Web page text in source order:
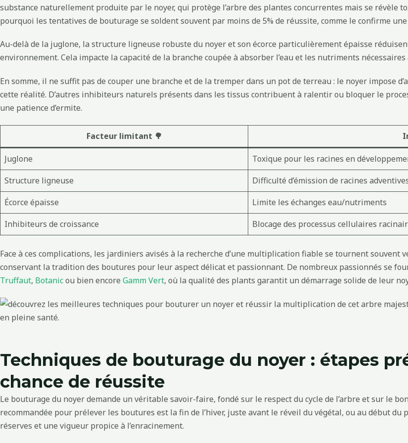
substance naturellement produite par le noyer, qui protège l’arbre des plantes concurrentes mais se révèle
pourquoi les tentatives de bouturage se soldent souvent par moins de 5% de réussite, comme le confirme une
Au-delà de la juglone, la structure ligneuse robuste du noyer et son écorce particulièrement épaisse
environnement. Cela impacte la capacité de la branche coupée à absorber l’eau et les nutriments
En somme, il ne suffit pas de couper une branche et de la tremper dans un pot de terreau : le noyer impose
cette réalité. D’autres inhibiteurs naturels présents dans les tissus contribuent à ralentir ou bloquer le
une patience d’ermite.
Facteur limitant 🌳
Juglone
Toxique pour les racines en
Structure ligneuse
Difficulté d’émission de racines
Écorce épaisse
Limite les échanges eau/nutriments
Inhibiteurs de croissance
Blocage des processus cellulaires
Face à ces complications, les jardiniers avisés à la recherche d’une multiplication fiable se tournent souvent
conservant la tradition des boutures pour leur aspect délicat et passionnant. De nombreux passionnés se
Truffaut, Botanicou bien encore Gamm Vert, où la qualité des plants garantit un démarrage solide de leur
Techniques de bouturage du noyer : étapes
chance de réussite
Le bouturage du noyer demande un véritable savoir-faire, fondé sur le respect du cycle de l’arbre et sur le
recommandée pour prélever les boutures est la fin de l’hiver, juste avant le réveil du végétal, ou au début
réserves et une vigueur propice à l’enracinement.